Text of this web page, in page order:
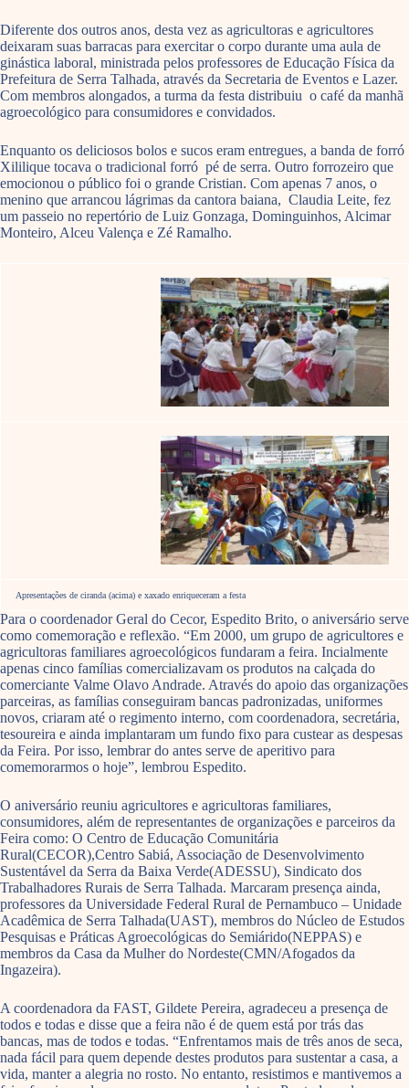
Diferente dos outros anos, desta vez as agricultoras e agricultores
deixaram suas barracas para exercitar o corpo durante uma aula de
ginástica laboral, ministrada pelos professores de Educação Física da
Prefeitura de Serra Talhada, através da Secretaria de Eventos e Lazer.
Com membros alongados, a turma da festa distribuiu o café da manhã
agroecológico para consumidores e convidados.
Enquanto os deliciosos bolos e sucos eram entregues, a banda de forró
Xililique tocava o tradicional forró pé de serra. Outro forrozeiro que
emocionou o público foi o grande Cristian. Com apenas 7 anos, o
menino que arrancou lágrimas da cantora baiana, Claudia Leite, fez
um passeio no repertório de Luiz Gonzaga, Dominguinhos, Alcimar
Monteiro, Alceu Valença e Zé Ramalho.
Apresentações de ciranda (acima) e xaxado enriqueceram a festa
Para o coordenador Geral do Cecor, Espedito Brito, o aniversário serve
como comemoração e reflexão. “Em 2000, um grupo de agricultores e
agricultoras familiares agroecológicos fundaram a feira. Incialmente
apenas cinco famílias comercializavam os produtos na calçada do
comerciante Valme Olavo Andrade. Através do apoio das organizações
parceiras, as famílias conseguiram bancas padronizadas, uniformes
novos, criaram até o regimento interno, com coordenadora, secretária,
tesoureira e ainda implantaram um fundo fixo para custear as despesas
da Feira. Por isso, lembrar do antes serve de aperitivo para
comemorarmos o hoje”, lembrou Espedito.
O aniversário reuniu agricultores e agricultoras familiares,
consumidores, além de representantes de organizações e parceiros da
Feira como: O Centro de Educação Comunitária
Rural(CECOR),Centro Sabiá, Associação de Desenvolvimento
Sustentável da Serra da Baixa Verde(ADESSU), Sindicato dos
Trabalhadores Rurais de Serra Talhada. Marcaram presença ainda,
professores da Universidade Federal Rural de Pernambuco – Unidade
Acadêmica de Serra Talhada(UAST), membros do Núcleo de Estudos
Pesquisas e Práticas Agroecológicas do Semiárido(NEPPAS) e
membros da Casa da Mulher do Nordeste(CMN/Afogados da
Ingazeira).
A coordenadora da FAST, Gildete Pereira, agradeceu a presença de
todos e todas e disse que a feira não é de quem está por trás das
bancas, mas de todos e todas. “Enfrentamos mais de três anos de seca,
nada fácil para quem depende destes produtos para sustentar a casa, a
vida, manter a alegria no rosto. No entanto, resistimos e mantivemos a